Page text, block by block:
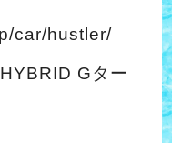
car/hustler/
Gター